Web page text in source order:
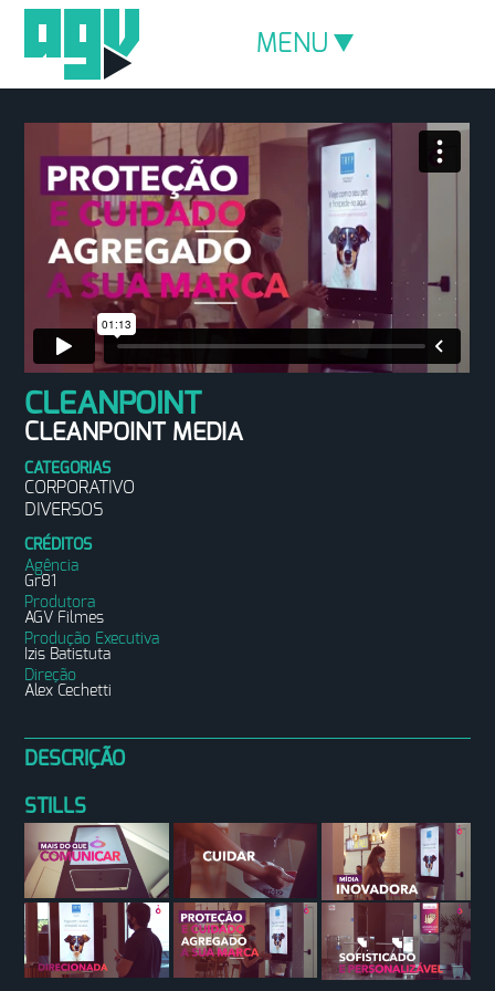
MENU
CLEANPOINT
CLEANPOINT MEDIA
CATEGORIAS
CORPORATIVO
DIVERSOS
CRÉDITOS
Agência
Gr81
Produtora
AGV Filmes
Produção Executiva
Izis Batistuta
Direção
Alex Cechetti
DESCRIÇÃO
STILLS